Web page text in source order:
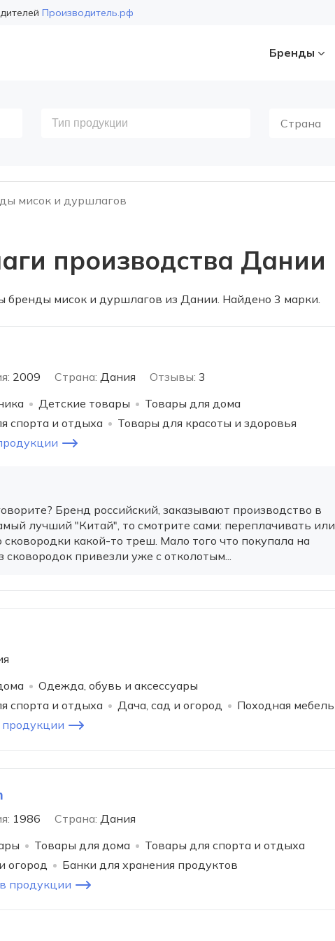
Производитель.рф
Бренды
Страна
мисок и дуршлагов
производства Дании
бренды мисок и дуршлагов из Дании. Найдено 3 марки.
2009 Страна: Дания Отзывы: 3
Детские товары
Товары для дома
спорта и отдыха
Товары для красоты и здоровья
Бренд российский, заказывают производство в
лучший "Китай", то смотрите сами: переплачивать или
какой-то треш. Мало того что покупала на
привезли уже с отколотым...
Одежда, обувь и аксессуары
спорта и отдыха
Дача, сад и огород
Походная мебель
1986 Страна: Дания
Товары для дома
Товары для спорта и отдыха
огород
Банки для хранения продуктов
продукции